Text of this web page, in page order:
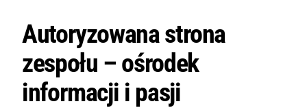
Autoryzowana strona
zespołu – ośrodek
informacji i pasji